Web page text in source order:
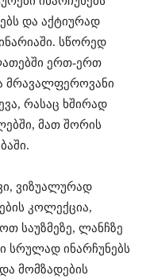
და აქტიურად
სწორედ
ერთ-ერთ
მრავალფეროვანი
რასაც ხშირად
მათ შორის
ვიზუალურად
კოლექცია,
საუზმეზე, ლანჩზე
სრულად ინარჩუნებს
მომზადების